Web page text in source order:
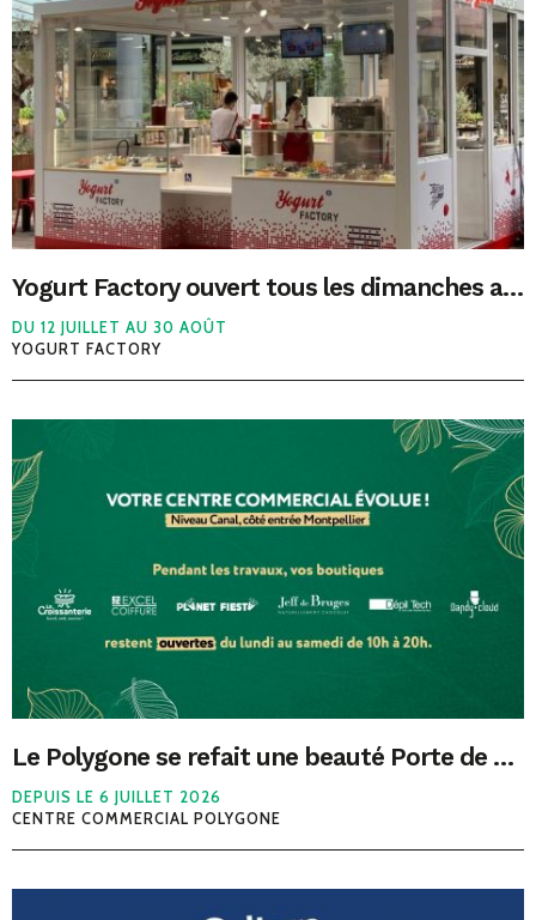
Yogurt Factory ouvert tous les dimanches après-midis !
DU 12 JUILLET AU 30 AOÛT
YOGURT FACTORY
Le Polygone se refait une beauté Porte de Montpellier
DEPUIS LE 6 JUILLET 2026
CENTRE COMMERCIAL POLYGONE